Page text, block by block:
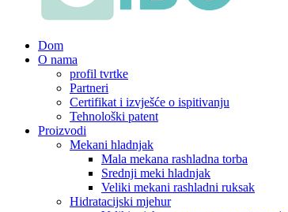
Dom
O nama
profil tvrtke
Partneri
Certifikat i izvješće o ispitivanju
Tehnološki patent
Proizvodi
Mekani hladnjak
Mala mekana rashladna torba
Srednji meki hladnjak
Veliki mekani rashladni ruksak
Hidratacijski mjehur